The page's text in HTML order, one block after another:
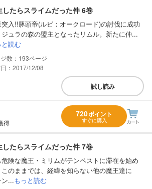
したらスライムだった件 6巻
突入!!豚頭帝(ルビ：オークロード)の討伐に成功
ジュラの森の盟主となったリムル。新たに仲...
と読む
193
：2017/12/08
試し読み
得
720ポイント
すぐに購入
したらスライムだった件 7巻
険な魔王・ミリムがテンペストに滞在を始め
このままでは、経緯を知らない他の魔王達に
ン...もっと読む